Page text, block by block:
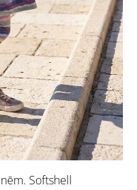
Softshell